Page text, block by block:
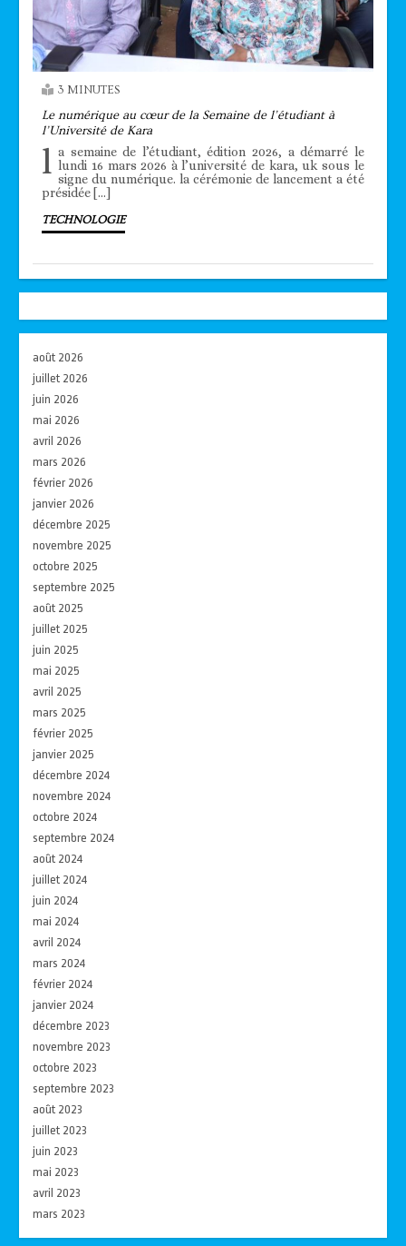
3 MINUTES
Le numérique au cœur de la Semaine de l’étudiant à
l’Université de Kara
l a semaine de l’étudiant, édition 2026, a démarré le
lundi 16 mars 2026 à l’université de kara, uk sous le
signe du numérique. la cérémonie de lancement a été
présidée […]
TECHNOLOGIE
août 2026
juillet 2026
juin 2026
mai 2026
avril 2026
mars 2026
février 2026
janvier 2026
décembre 2025
novembre 2025
octobre 2025
septembre 2025
août 2025
juillet 2025
juin 2025
mai 2025
avril 2025
mars 2025
février 2025
janvier 2025
décembre 2024
novembre 2024
octobre 2024
septembre 2024
août 2024
juillet 2024
juin 2024
mai 2024
avril 2024
mars 2024
février 2024
janvier 2024
décembre 2023
novembre 2023
octobre 2023
septembre 2023
août 2023
juillet 2023
juin 2023
mai 2023
avril 2023
mars 2023